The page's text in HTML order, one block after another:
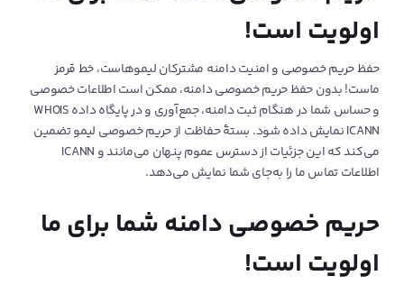
اولویت است!
حفظ حریم خصوصی و امنیت دامنه مشترکان لیموهاست، خط قرمز
ماست! بدون حفظ حریم خصوصی دامنه، ممکن است اطلاعات خصوصی
و حساس شما در هنگام ثبت دامنه، جمع‌آوری و در پایگاه داده WHOIS
ICANN نمایش داده شود. بستۀ حفاظت از حریم خصوصی لیمو تضمین
می‌کند که این جزئیات از دسترس عموم پنهان می‌مانند و ICANN
اطلاعات تماس ما را به‌جای شما نمایش می‌دهد.
حریم خصوصی دامنه شما برای ما
اولویت است!